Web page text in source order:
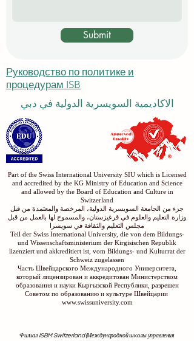
Submit
Руководство по политике и
процедурам ISB
الاكاديمية السويسرية الدولية في دبي
Part of the Swiss International University SIU which is Licensed
and accredited by the KG Ministry of Education and Science
and allowed by the Board of Education and Culture in
Switzerland
جزء من الجامعة السويسرية الدولية، المرخصة والمعتمدة من قبل
وزارة التعليم والعلوم في قرغيزستان، والمسموح لها بالعمل من قبل
مجلس التعليم والثقافة في سويسرا
Teil der Swiss International University, die von dem Bildungs-
und Wissenschaftsministerium der Kirgisischen Republik
lizenziert und akkreditiert ist, vom Bildungs- und Kulturrat der
Schweiz zugelassen
Часть Швейцарского Международного Университета,
который лицензирован и аккредитован Министерством
образования и науки Кыргызской Республики, разрешен
Советом по образованию и культуре Швейцарии
www.swissuniversity.com
Филиал ISBM Switzerland (Международной школы управления